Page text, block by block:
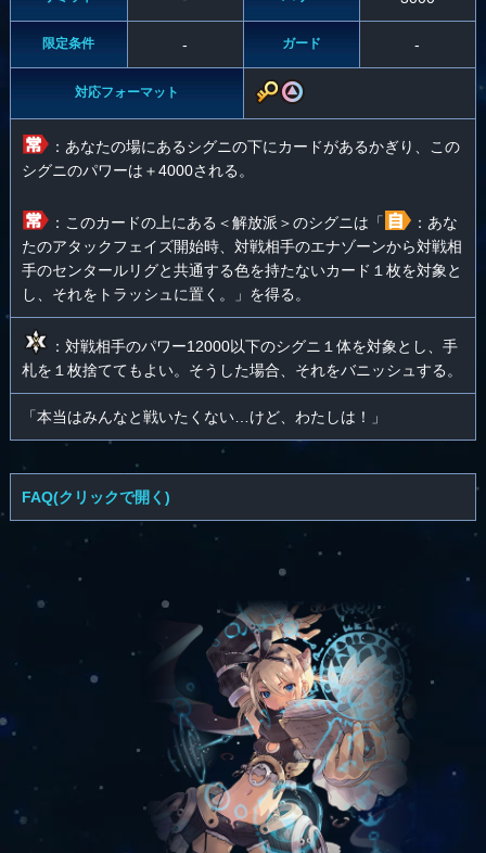
限定条件 - ガード -
対応フォーマット
：あなたの場にあるシグニの下にカードがあるかぎり、この
シグニのパワーは＋4000される。
：このカードの上にある＜解放派＞のシグニは「
：あな
たのアタックフェイズ開始時、対戦相手のエナゾーンから対戦相
手のセンタールリグと共通する色を持たないカード１枚を対象と
し、それをトラッシュに置く。」を得る。
：対戦相手のパワー12000以下のシグニ１体を対象とし、手
札を１枚捨ててもよい。そうした場合、それをバニッシュする。
「本当はみんなと戦いたくない…けど、わたしは！」
FAQ(クリックで開く)